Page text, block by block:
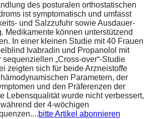
des posturalen orthostatischen
ist symptomatisch und umfasst
und Salzzufuhr sowie Ausdauer-
Medikamente können unterstützend
In einer kleinen Studie mit 40 Frauen
Ivabradin und Propanolol mit
„Cross-over“-Studie
zeigten sich für beide Arzneistoffe
Parametern, der
und den Präferenzen der
Lebensqualität wurde nicht verbessert,
der 4-wöchigen
bitte Artikel abonnieren